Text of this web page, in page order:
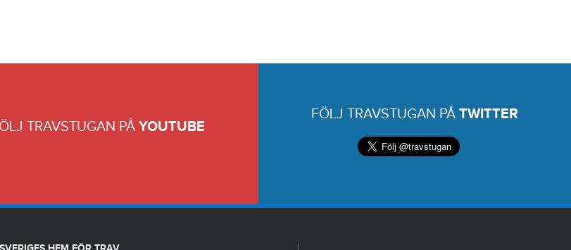
TRAVSTUGAN PÅ YOUTUBE
FÖLJ TRAVSTUGAN PÅTWITTER